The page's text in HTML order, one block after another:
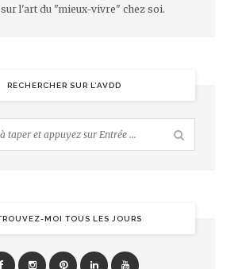
sur l'art du "mieux-vivre" chez soi.
RECHERCHER SUR L’AVDD
MOI TOUS LES JOURS